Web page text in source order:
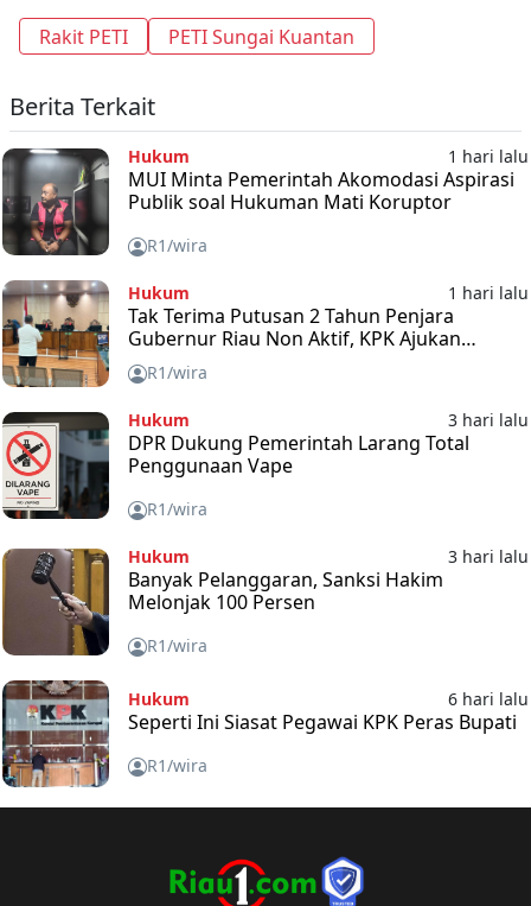
Rakit PETI
PETI Sungai Kuantan
Berita Terkait
Hukum 1 hari lalu
MUI Minta Pemerintah Akomodasi Aspirasi
Publik soal Hukuman Mati Koruptor
R1/wira
Hukum 1 hari lalu
Tak Terima Putusan 2 Tahun Penjara
Gubernur Riau Non Aktif, KPK Ajukan
Banding
R1/wira
Hukum 3 hari lalu
DPR Dukung Pemerintah Larang Total
Penggunaan Vape
R1/wira
Hukum 3 hari lalu
Banyak Pelanggaran, Sanksi Hakim
Melonjak 100 Persen
R1/wira
Hukum 6 hari lalu
Seperti Ini Siasat Pegawai KPK Peras Bupati
R1/wira